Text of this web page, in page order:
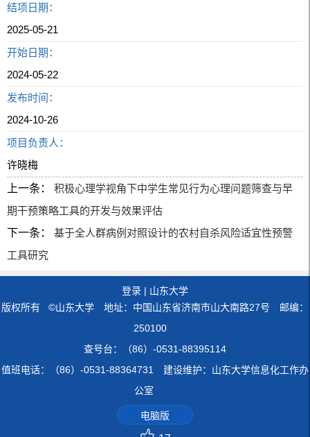
结项日期：
2025-05-21
开始日期：
2024-05-22
发布时间：
2024-10-26
项目负责人：
许晓梅
上一条：
积极心理学视角下中学生常见行为心理问题筛查与早
期干预策略工具的开发与效果评估
下一条：
基于全人群病例对照设计的农村自杀风险适宜性预警
工具研究
登录 | 山东大学
版权所有 ©山东大学 地址：中国山东省济南市山大南路27号 邮编：
250100
查号台：（86）-0531-88395114
值班电话：（86）-0531-88364731 建设维护：山东大学信息化工作办
公室
电脑版